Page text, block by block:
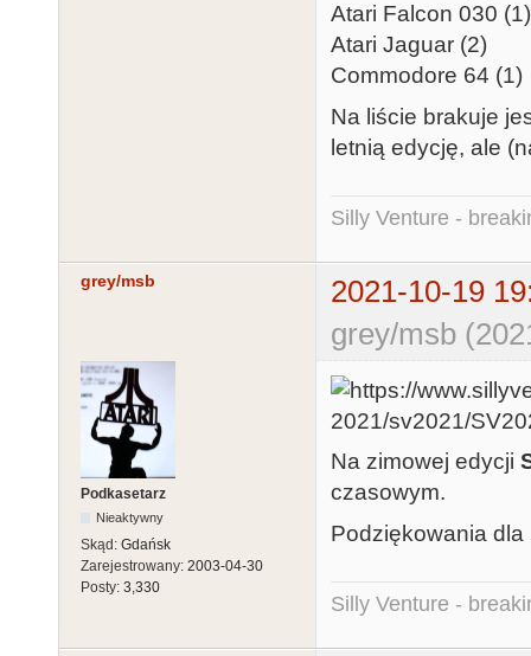
Atari Falcon 030 (1)
Atari Jaguar (2)
Commodore 64
Na liście brakuje
letnią edycję, ale
Silly Venture -
grey/msb
2021-10-19
grey/msb
Podkasetarz
Nieaktywny
Skąd: Gdańsk
Zarejestrowany: 2003-04-30
Posty: 3,330
Na zimowej edycji
czasowym.
Podziękowania dla
Silly Venture -